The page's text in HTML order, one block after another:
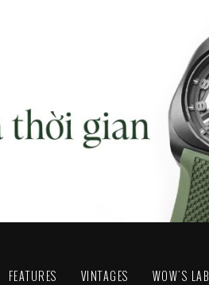
FEATURES VINTAGES WOW'S LAB